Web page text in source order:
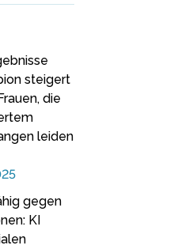
steigert
die
leiden
gegen
KI